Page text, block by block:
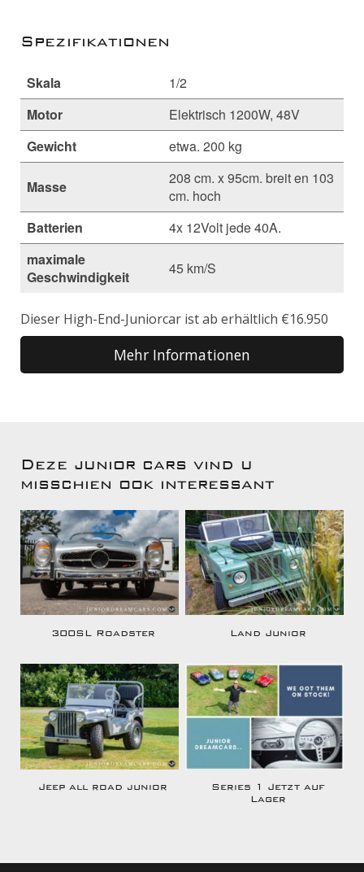
Spezifikationen
Skala
1/2
Motor
Elektrisch 1200W, 48V
Gewicht
etwa. 200 kg
Masse
208 cm. x 95cm. breit en 103
cm. hoch
Batterien
4x 12Volt jede 40A.
maximale
Geschwindigkeit
45 km/S
Dieser High-End-Juniorcar ist ab erhältlich €16.950
Mehr Informationen
Deze junior cars vind u
misschien ook interessant
300SL Roadster Land Junior
Jeep all road junior
Series 1 Jetzt auf
Lager